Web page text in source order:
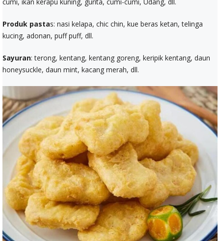
cumi, ikan kerapu kuning, gurita, cumi-cumi, Udang, dll.
Produk pastas: nasi kelapa, chic chin, kue beras ketan, telinga
kucing, adonan, puff puff, dll.
Sayuran: terong, kentang, kentang goreng, keripik kentang, daun
honeysuckle, daun mint, kacang merah, dll.